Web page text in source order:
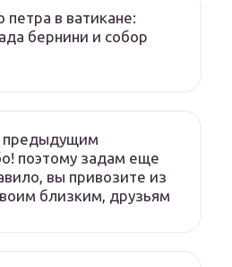
петра в ватикане:
бернини и собор
предыдущим
поэтому задам еще
вы привозите из
близким, друзьям